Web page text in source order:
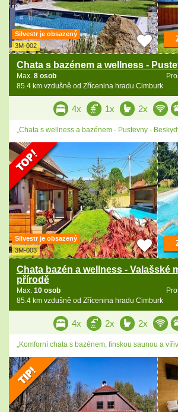
Silvestr je obsazený
3M-002
Chata s bazénem a wellness -
Max. 8 osob
85.4 km vzdušně od Zřícenina hradu Cimburk
4x 1x 2x
„Chata s wellness a bazénem - Pustevny -
Silvestr je obsazený
3M-003
Chata bazén a wellness - Valašské
přírodě
Max. 10 osob
85.4 km vzdušně od Zřícenina hradu Cimburk
4x 2x 2x
„Komforní chata s bazénem, finskou saunou a